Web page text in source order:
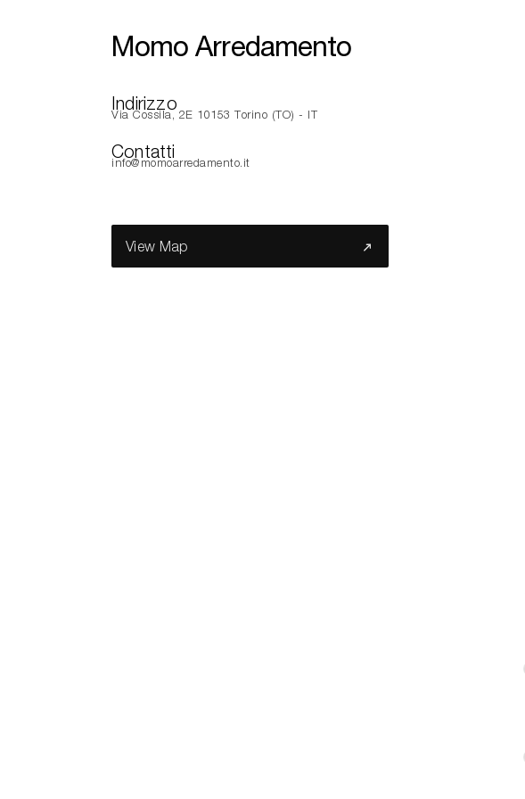
Momo Arredamento
Indirizzo
Via Cossila, 2E 10153 Torino (TO) - IT
Contatti
info@momoarredamento.it
View Map